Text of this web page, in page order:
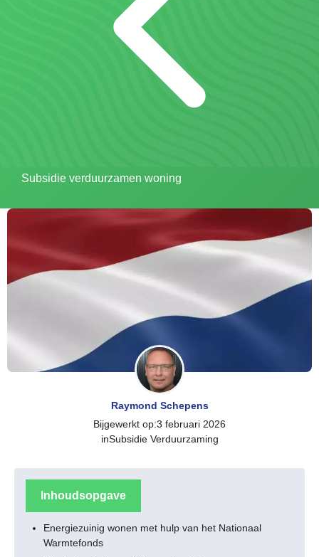
Subsidie verduurzamen woning
Raymond Schepens
Bijgewerkt op:3 februari 2026
inSubsidie Verduurzaming
Inhoudsopgave
Energiezuinig wonen met hulp van het Nationaal
Warmtefonds